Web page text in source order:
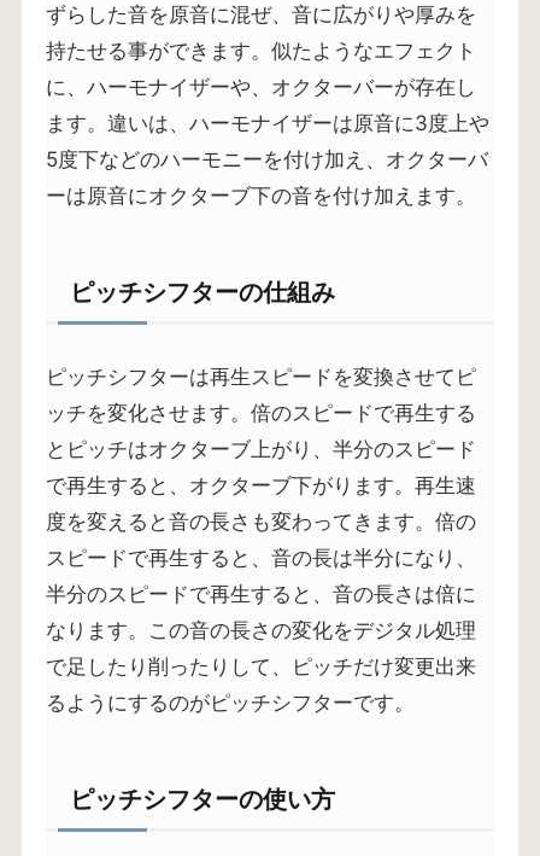
ずらした音を原音に混ぜ、音に広がりや厚みを
持たせる事ができます。似たようなエフェクト
に、ハーモナイザーや、オクターバーが存在し
ます。違いは、ハーモナイザーは原音に3度上や
5度下などのハーモニーを付け加え、オクターバ
ーは原音にオクターブ下の音を付け加えます。
ピッチシフターの仕組み
ピッチシフターは再生スピードを変換させてピ
ッチを変化させます。倍のスピードで再生する
とピッチはオクターブ上がり、半分のスピード
で再生すると、オクターブ下がります。再生速
度を変えると音の長さも変わってきます。倍の
スピードで再生すると、音の長は半分になり、
半分のスピードで再生すると、音の長さは倍に
なります。この音の長さの変化をデジタル処理
で足したり削ったりして、ピッチだけ変更出来
るようにするのがピッチシフターです。
ピッチシフターの使い方